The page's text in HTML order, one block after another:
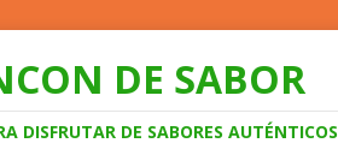
DE SABOR
DISFRUTAR DE SABORES AUTÉNTICOS